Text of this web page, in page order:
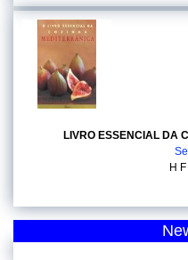
LIVRO ESSENCIAL DA
H